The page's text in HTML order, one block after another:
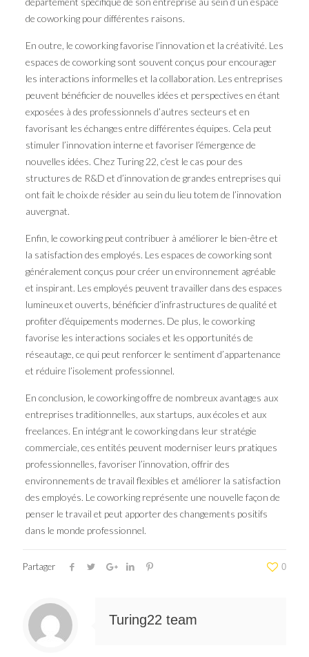
de coworking pour différentes raisons.
En outre, le coworking favorise l’innovation et la créativité. Les
espaces de coworking sont souvent conçus pour encourager
les interactions informelles et la collaboration. Les entreprises
peuvent bénéficier de nouvelles idées et perspectives en étant
exposées à des professionnels d’autres secteurs et en
favorisant les échanges entre différentes équipes. Cela peut
stimuler l’innovation interne et favoriser l’émergence de
nouvelles idées. Chez Turing 22, c’est le cas pour des
structures de R&D et d’innovation de grandes entreprises qui
ont fait le choix de résider au sein du lieu totem de l’innovation
auvergnat.
Enfin, le coworking peut contribuer à améliorer le bien-être et
la satisfaction des employés. Les espaces de coworking sont
généralement conçus pour créer un environnement agréable
et inspirant. Les employés peuvent travailler dans des espaces
lumineux et ouverts, bénéficier d’infrastructures de qualité et
profiter d’équipements modernes. De plus, le coworking
favorise les interactions sociales et les opportunités de
réseautage, ce qui peut renforcer le sentiment d’appartenance
et réduire l’isolement professionnel.
En conclusion, le coworking offre de nombreux avantages aux
entreprises traditionnelles, aux startups, aux écoles et aux
freelances. En intégrant le coworking dans leur stratégie
commerciale, ces entités peuvent moderniser leurs pratiques
professionnelles, favoriser l’innovation, offrir des
environnements de travail flexibles et améliorer la satisfaction
des employés. Le coworking représente une nouvelle façon de
penser le travail et peut apporter des changements positifs
dans le monde professionnel.
Partager 0
Turing22 team